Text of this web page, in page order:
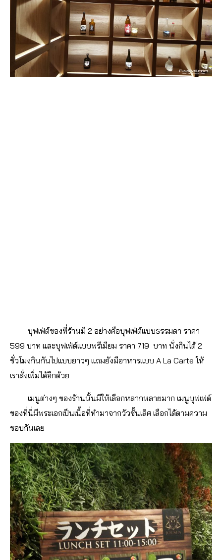
บุฟเฟ่ต์ของที่ร้านมี 2 อย่างคือบุฟเฟ่ต์แบบธรรมดา ราคา
599 บาท และบุฟเฟ่ต์แบบพรีเมียม ราคา 719 บาท นั่งกินได้ 2
ชั่วโมงกินกันไปแบบยาวๆ แถมยังมีอาหารแบบ A La Carte ให้
เราสั่งเพิ่มได้อีกด้วย
เมนูต่างๆ ของร้านนั้นมีให้เลือกหลากหลายมาก เมนูบุฟเฟต์
ของที่นี่มีพระเอกเป็นเนื้อที่ทำมาจากวัวชั้นเลิศ เลือกได้ตามความ
ชอบกันเลย